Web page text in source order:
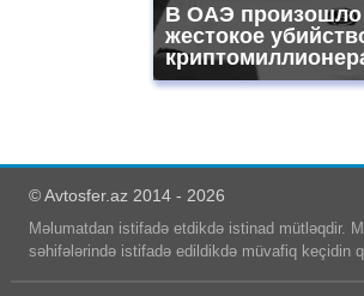
В ОАЭ произошло
жестокое
© Avtosfer.az 2014 - 2026
Məlumatdan istifadə etdikdə istinad mütləqdir.
səhifələrində istifadə edildikdə müvafiq keçidin